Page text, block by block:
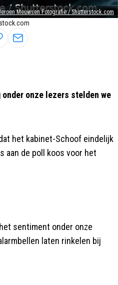
Meuwsen Fotografie / Shutterstock.com
onze lezers stelden we
het kabinet-Schoof eindelijk
aan de poll koos voor het
sentiment onder onze
laten rinkelen bij